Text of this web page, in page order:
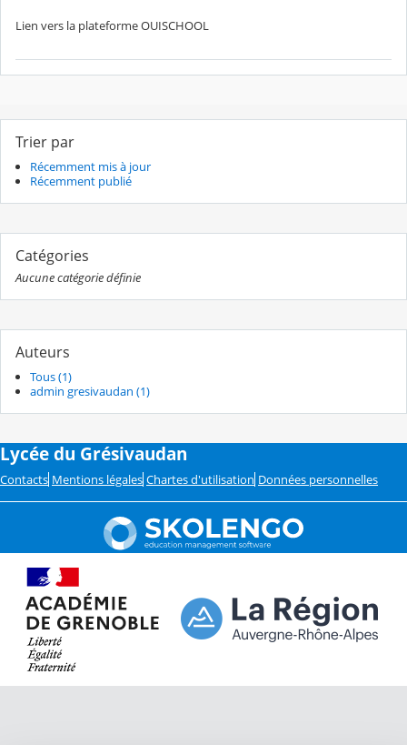
Lien vers la plateforme OUISCHOOL
Trier par
Récemment mis à jour
Récemment publié
Catégories
Aucune catégorie définie
Auteurs
Tous (1)
admin gresivaudan (1)
Lycée du Grésivaudan
Contacts Mentions légales Chartes d'utilisation Données personnelles